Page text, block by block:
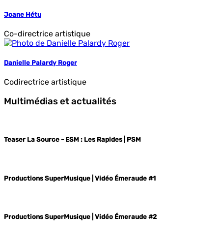
Joane Hétu
Co-directrice artistique
Danielle Palardy Roger
Codirectrice artistique
Multimédias et actualités
Teaser La Source - ESM : Les Rapides | PSM
Productions SuperMusique | Vidéo Émeraude #1
Productions SuperMusique | Vidéo Émeraude #2